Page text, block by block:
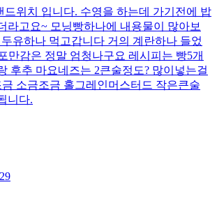
드위치 입니다. 수영을 하는데 가기전에 밥
라고요~ 모닝빵하나에 내용물이 많아보
유하나 먹고갑니다 거의 계란하나 들었
만감은 정말 엄청나구요 레시피는 빵5개
후추 마요네즈는 2큰술정도? 많이넣는걸
소금조금 홀그레인머스터드 작은큰술
니다.